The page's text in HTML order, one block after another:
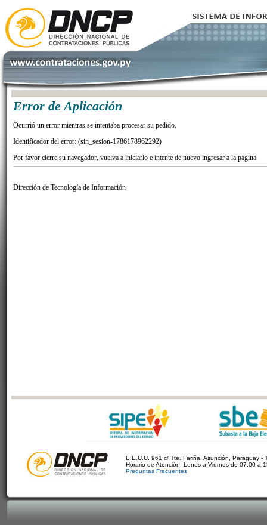
Error de Aplicación
Ocurrió un error mientras se intentaba procesar su pedido.
Identificador del error: (sin_sesion-1786178962292)
Por favor cierre su navegador, vuelva a iniciarlo e intente de nuevo ingresar a la página.
Dirección de Tecnología de Información
E.E.U.U. 961 c/ Tte. Fariña. Asunción, Paraguay -
Horario de Atención: Lunes a Viernes de 07:00 a
Preguntas Frecuentes